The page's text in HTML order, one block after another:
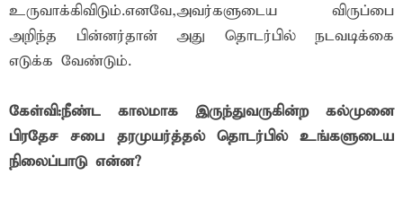
உருவாக்கிவிடும்.எனவே,அவர்களுடைய விருப்பை
அறிந்த பின்னர்தான் அது தொடர்பில் நடவடிக்கை
எடுக்க வேண்டும்.
கேள்வி:நீண்ட காலமாக இருந்துவருகின்ற கல்முனை
பிரதேச சபை தரமுயர்த்தல் தொடர்பில் உங்களுடைய
நிலைப்பாடு என்ன?